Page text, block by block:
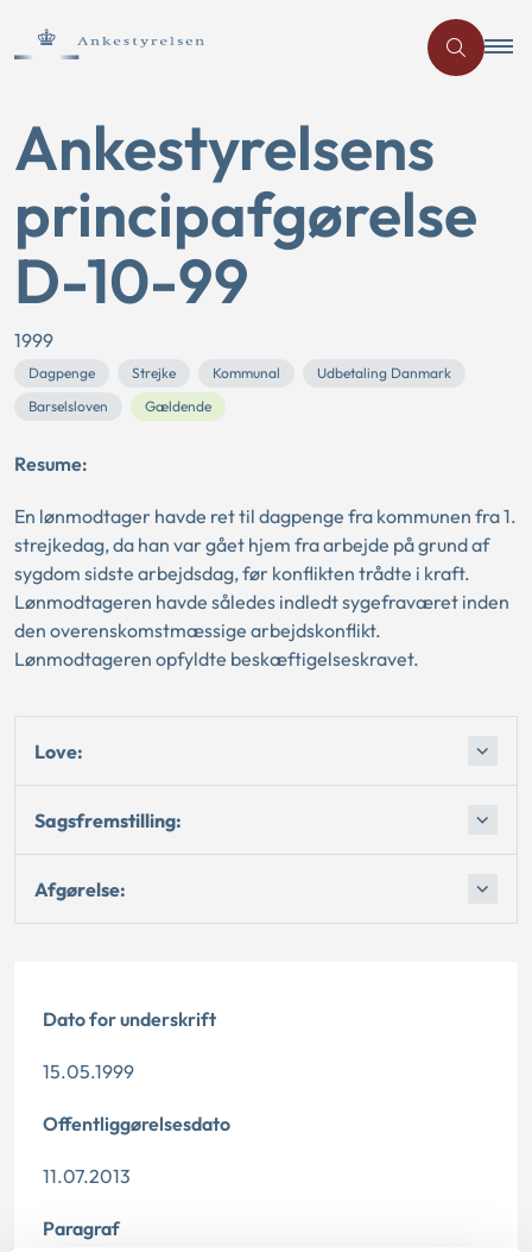
Ankestyrelsens
principafgørelse
D-10-99
1999
Dagpenge Strejke Kommunal
Udbetaling Danmark
Barselsloven
Gældende
Resume:
En lønmodtager havde ret til dagpenge fra kommunen fra 1.
strejkedag, da han var gået hjem fra arbejde på grund af
sygdom sidste arbejdsdag, før konflikten trådte i kraft.
Lønmodtageren havde således indledt sygefraværet inden
den overenskomstmæssige arbejdskonflikt.
Lønmodtageren opfyldte beskæftigelseskravet.
Love:
Sagsfremstilling:
Afgørelse:
Dato for underskrift
15.05.1999
Offentliggørelsesdato
11.07.2013
Paragraf